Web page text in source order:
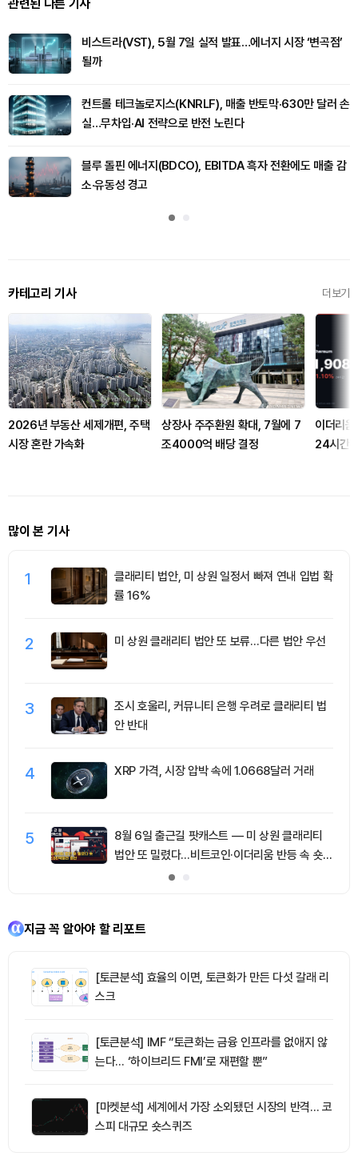
관련된 다른 기사
비스트라(VST), 5월 7일 실적 발표…에너지 시장 ‘변곡점’
될까
컨트롤 테크놀로지스(KNRLF), 매출 반토막·630만 달러 손
실…무차입·AI 전략으로 반전 노린다
블루 돌핀 에너지(BDCO), EBITDA 흑자 전환에도 매출 감
소·유동성 경고
카테고리 기사 더보기
2026년 부동산 세제개편, 주택
시장 혼란 가속화
상장사 주주환원 확대, 7월에 7
조4000억 배당 결정
이더리
24시간
많이 본 기사
1
클래리티 법안, 미 상원 일정서 빠져 연내 입법 확
률 16%
2 미 상원 클래리티 법안 또 보류…다른 법안 우선
3
조시 호울리, 커뮤니티 은행 우려로 클래리티 법
안 반대
4 XRP 가격, 시장 압박 속에 1.0668달러 거래
5
8월 6일 출근길 팟캐스트 — 미 상원 클래리티
법안 또 밀렸다…비트코인·이더리움 반등 속 숏
청산 2.35억달러
지금 꼭 알아야 할 리포트
[토큰분석] 효율의 이면, 토큰화가 만든 다섯 갈래 리
스크
[토큰분석] IMF “토큰화는 금융 인프라를 없애지 않
는다… ‘하이브리드 FMI’로 재편할 뿐”
[마켓분석] 세계에서 가장 소외됐던 시장의 반격… 코
스피 대규모 숏스퀴즈